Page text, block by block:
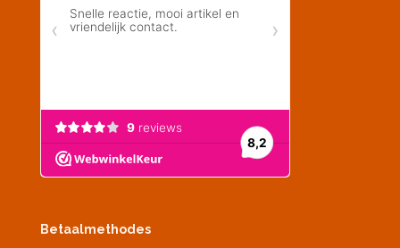
Betaalmethodes